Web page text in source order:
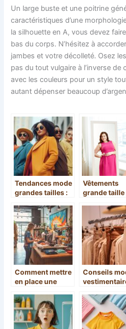
Un large buste et une poitrine
caractéristiques d’une
la silhouette en A, vous devez
bas du corps. N’hésitez à
jambes et votre décolleté. Osez
pas du tout vulgaire à l’inverse de
avec les couleurs pour un style
autant dépenser beaucoup
Tendances mode
grandes tailles :
pour toutes les
morphologies
Vêtements
grande taille
comment
choisir ses
tenues ?
Comment mettre
en place une
vêtements contre
de l’argent
Conseils
rondes